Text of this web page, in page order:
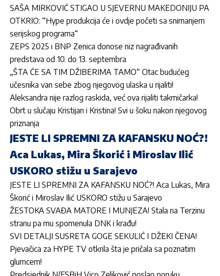
SAŠA MIRKOVIĆ STIGAO U SJEVERNU MAKEDONIJU PA
OTKRIO: “Hype produkcija će i ovdje početi sa snimanjem
serijskog programa“
ZEPS 2025 i BNP Zenica donose niz nagrađivanih
predstava od 10. do 13. septembra
„ŠTA ĆE SA TIM DŽIBERIMA TAMO“ Otac budućeg
učesnika van sebe zbog njegovog ulaska u rijaliti!
Aleksandra nije razlog raskida, već ova rijaliti takmičarka!
Obrt u slučaju Kristijan i Kristina! Svi u šoku nakon njegovog
priznanja
JESTE LI SPREMNI ZA KAFANSKU NOĆ?!
Aca Lukas, Mira Škorić i Miroslav Ilić
USKORO stižu u Sarajevo
JESTE LI SPREMNI ZA KAFANSKU NOĆ?! Aca Lukas, Mira
Škorić i Miroslav Ilić USKORO stižu u Sarajevo
ŽESTOKA SVAĐA MATORE I MUNJEZA! Stala na Terzinu
stranu pa mu spomenula DNK i krađu!
SVI DETALJI SUSRETA GOGE SEKULIĆ I DŽEKI ČENA!
Pjevačica za HYPE TV otkrila šta je pričala sa poznatim
glumcem!